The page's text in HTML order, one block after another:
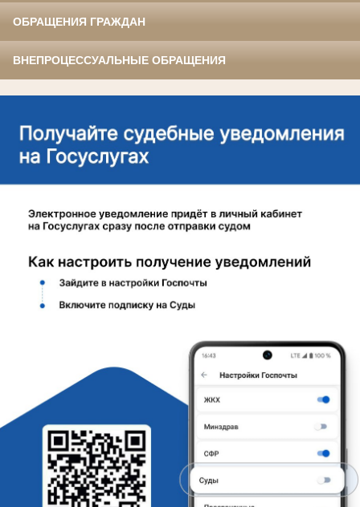
ОБРАЩЕНИЯ ГРАЖДАН
ВНЕПРОЦЕССУАЛЬНЫЕ ОБРАЩЕНИЯ